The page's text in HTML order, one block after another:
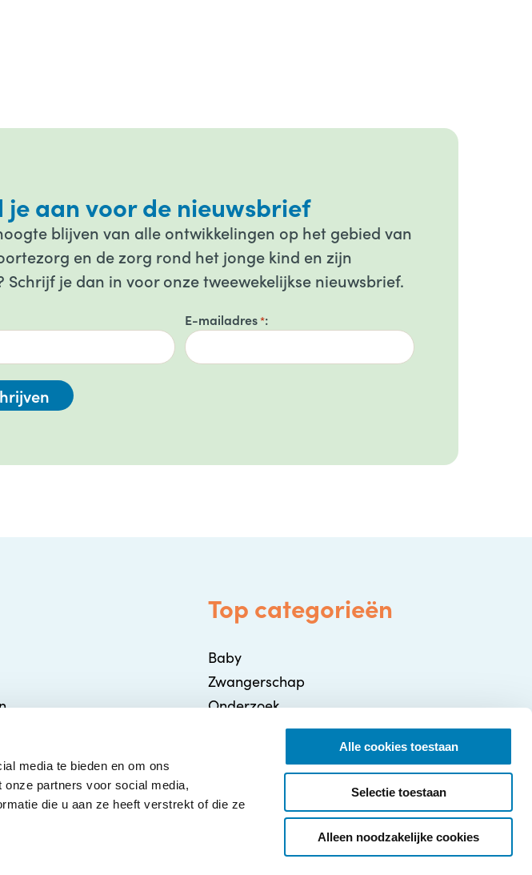
media te bieden en om ons
partners voor social media,
die u aan ze heeft verstrekt of die ze
Alle cookies toestaan
Selectie toestaan
Alleen noodzakelijke cookies
je aan voor de nieuwsbrief
blijven van alle ontwikkelingen op het gebied van
en de zorg rond het jonge kind en zijn
Schrijf je dan in voor onze tweewekelijkse nieuwsbrief.
E-mailadres*
Top categorieën
Baby
Zwangerschap
Onderzoek
Gezondheid / Ziekte
Ouderschap